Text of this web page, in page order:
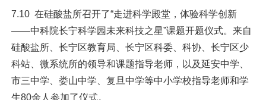
7.10 在硅酸盐所召开了“走进科学殿堂，体验科学创新
——中科院长宁科学园未来科技之星”课题开题仪式。来自
硅酸盐所、长宁区教育局、长宁区科委、科协、长宁区少
科站、微系统所的领导和课题指导老师，以及延安中学、
市三中学、娄山中学、复旦中学等中小学校指导老师和学
生80余人参加了仪式。